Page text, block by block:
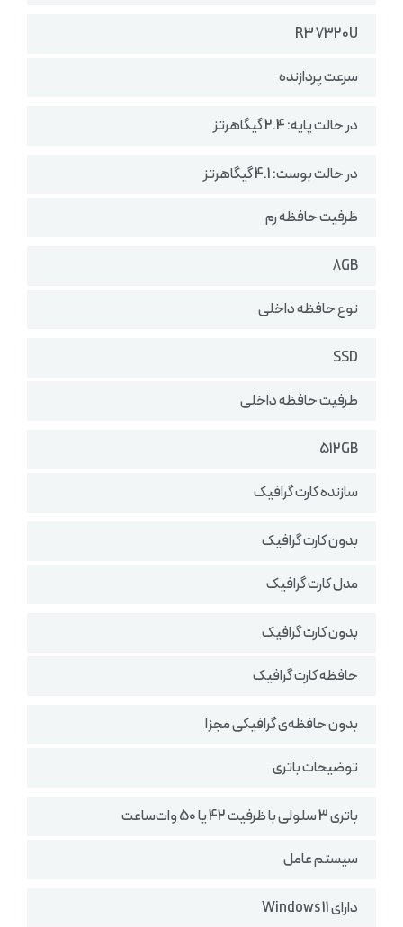
R3 7320U
سرعت پردازنده
در حالت پایه: 2.4 گیگاهرتز
در حالت بوست: 4.1 گیگاهرتز
ظرفیت حافظه رم
8GB
نوع حافظه داخلی
SSD
ظرفیت حافظه داخلی
512GB
سازنده کارت گرافیک
بدون کارت گرافیک
مدل کارت گرافیک
بدون کارت گرافیک
حافظه کارت گرافیک
بدون حافظه‌ی گرافیکی مجزا
توضیحات باتری
باتری 3 سلولی با ظرفیت 42 یا 50 وات‌ساعت
سیستم عامل
دارای Windows 11